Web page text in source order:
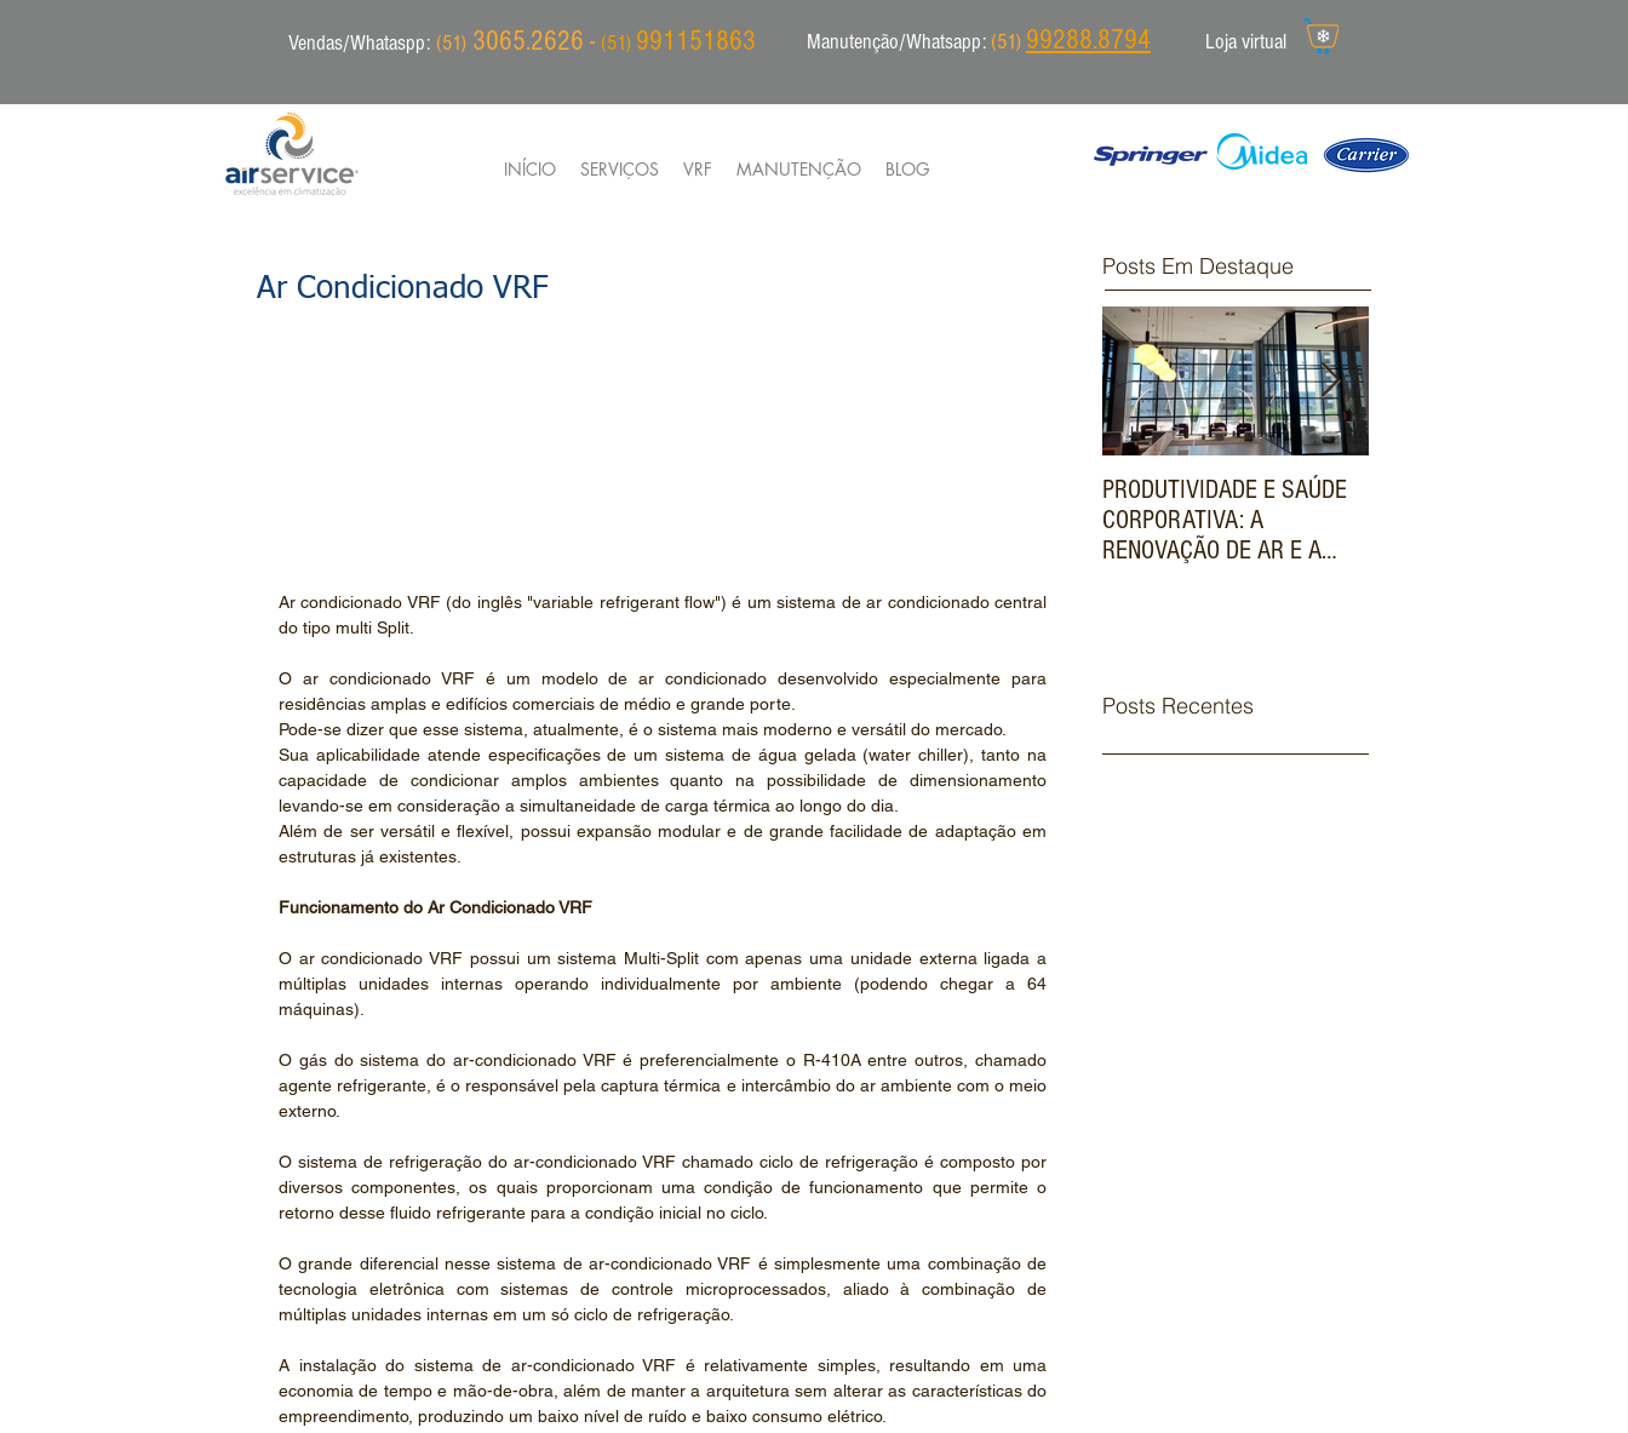
Vendas/Whataspp: (51) 3065.2626 - (51) 991151863 Manutenção/Whatsapp: (51) 99288.8794 Loja virtual
INÍCIO SERVIÇOS VRF MANUTENÇÃO BLOG
Ar Condicionado VRF
Ar condicionado VRF (do inglês "variable refrigerant flow") é um sistema de ar condicionado central
do tipo multi Split.
O ar condicionado VRF é um modelo de ar condicionado desenvolvido especialmente para
residências amplas e edifícios comerciais de médio e grande porte.
Pode-se dizer que esse sistema, atualmente, é o sistema mais moderno e versátil do mercado.
Sua aplicabilidade atende especificações de um sistema de água gelada (water chiller), tanto na
capacidade de condicionar amplos ambientes quanto na possibilidade de dimensionamento
levando-se em consideração a simultaneidade de carga térmica ao longo do dia.
Além de ser versátil e flexível, possui expansão modular e de grande facilidade de adaptação em
estruturas já existentes.
Funcionamento do Ar Condicionado VRF
O ar condicionado VRF possui um sistema Multi-Split com apenas uma unidade externa ligada a
múltiplas unidades internas operando individualmente por ambiente (podendo chegar a 64
máquinas).
O gás do sistema do ar-condicionado VRF é preferencialmente o R-410A entre outros, chamado
agente refrigerante, é o responsável pela captura térmica e intercâmbio do ar ambiente com o meio
externo.
O sistema de refrigeração do ar-condicionado VRF chamado ciclo de refrigeração é composto por
diversos componentes, os quais proporcionam uma condição de funcionamento que permite o
retorno desse fluido refrigerante para a condição inicial no ciclo.
O grande diferencial nesse sistema de ar-condicionado VRF é simplesmente uma combinação de
tecnologia eletrônica com sistemas de controle microprocessados, aliado à combinação de
múltiplas unidades internas em um só ciclo de refrigeração.
A instalação do sistema de ar-condicionado VRF é relativamente simples, resultando em uma
economia de tempo e mão-de-obra, além de manter a arquitetura sem alterar as características do
empreendimento, produzindo um baixo nível de ruído e baixo consumo elétrico.
Posts Em Destaque
PRODUTIVIDADE E SAÚDE
CORPORATIVA: A
RENOVAÇÃO DE AR E A
Posts Recentes